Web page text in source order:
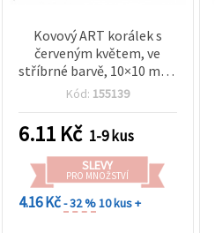
Kovový ART korálek s
červeným květem, ve
stříbrné barvě, 10×10 mm,
průvlek: 5,5 mm
Kód: 155139
6.11 Kč 1-9 kus
SLEVY
PRO MNOŽSTVÍ
4.16 Kč- 32 %10 kus +